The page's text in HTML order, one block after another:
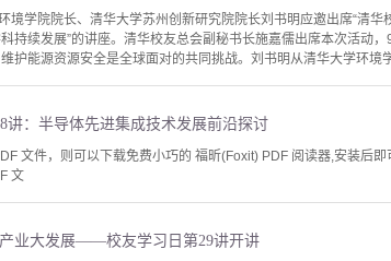
境学院院长、清华大学苏州创新研究院院长刘书明应邀出席“清华
持续发展”的讲座。清华校友总会副秘书长施嘉儒出席本次活动
护能源资源安全是全球面对的共同挑战。刘书明从清华大学环境
讲：半导体先进集成技术发展前沿探讨
文件，则可以下载免费小巧的 福昕(Foxit) PDF 阅读器,安装后
文
业大发展——校友学习日第29讲开讲